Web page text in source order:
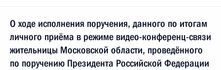
О ходе исполнения поручения, данного по итогам
личного приёма в режиме видео-конференц-связи
жительницы Московской области, проведённого
по поручению Президента Российской Федерации